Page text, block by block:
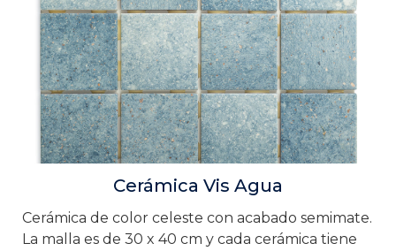
Cerámica Vis Agua
Cerámica de color celeste con acabado semimate.
La malla es de 30 x 40 cm y cada cerámica tiene